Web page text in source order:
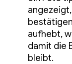
aufhebt,
damit die
bleibt.